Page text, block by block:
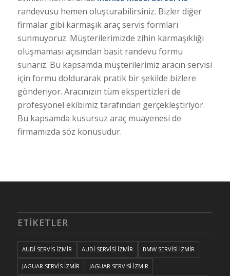
randevusu hemen oluşturabilirsiniz. Bizler diğer
firmalar gibi karmaşık araç servis formları
sunmuyoruz. Müşterilerimizde zihin karmaşıklığı
oluşmaması açısından basit randevu formu
sunarız. Bu kapsamda müşterilerimiz aracın servisi
için formu doldurarak pratik bir şekilde bizlere
gönderiyor. Aracınızın tüm ekspertizleri de
profesyonel ekibimiz tarafından gerçekleştiriyor.
Bu kapsamda kusursuz araç muayenesi de
firmamızda söz konusudur.
ETIKETLER
AUDİ SERVİS İZMİR AUDİ SERVİSİ İZMİR BMW SERVİSİ İZMİR
JAGUAR SERVİS İZMİR JAGUAR SERVİSİ İZMİR